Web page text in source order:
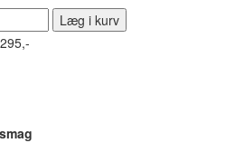
Læg i kurv